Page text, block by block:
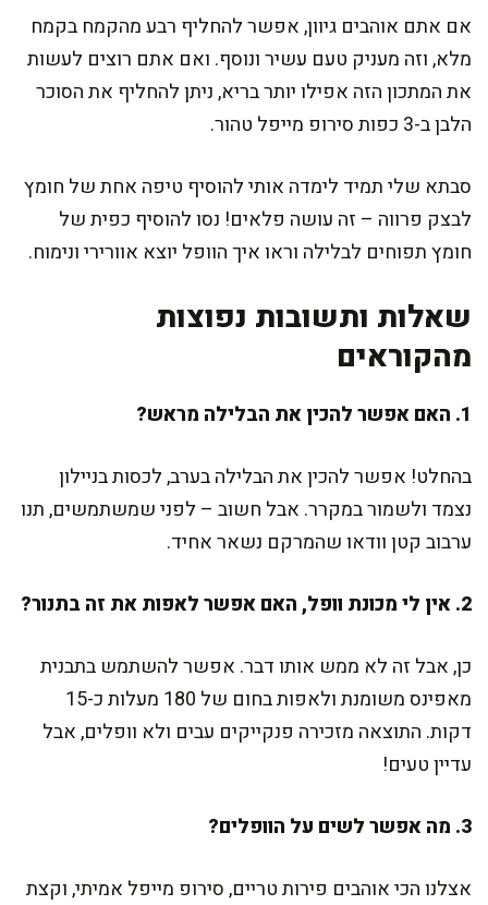
אם אתם אוהבים גיוון, אפשר להחליף רבע מהקמח בקמח
מלא, וזה מעניק טעם עשיר ונוסף. ואם אתם רוצים לעשות
את המתכון הזה אפילו יותר בריא, ניתן להחליף את הסוכר
הלבן ב-3 כפות סירופ מייפל טהור.
סבתא שלי תמיד לימדה אותי להוסיף טיפה אחת של חומץ
לבצק פרווה – זה עושה פלאים! נסו להוסיף כפית של
חומץ תפוחים לבלילה וראו איך הוופל יוצא אוורירי ונימוח.
שאלות ותשובות נפוצות
מהקוראים
1. האם אפשר להכין את הבלילה מראש?
בהחלט! אפשר להכין את הבלילה בערב, לכסות בניילון
נצמד ולשמור במקרר. אבל חשוב – לפני שמשתמשים, תנו
ערבוב קטן וודאו שהמרקם נשאר אחיד.
2. אין לי מכונת וופל, האם אפשר לאפות את זה בתנור?
כן, אבל זה לא ממש אותו דבר. אפשר להשתמש בתבנית
מאפינס משומנת ולאפות בחום של 180 מעלות כ-15
דקות. התוצאה מזכירה פנקייקים עבים ולא וופלים, אבל
עדיין טעים!
3. מה אפשר לשים על הוופלים?
אצלנו הכי אוהבים פירות טריים, סירופ מייפל אמיתי, וקצת